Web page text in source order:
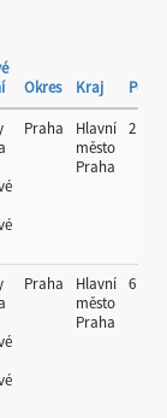
Okres Kraj
Praha
Hlavní
město
Praha
2
Praha
Hlavní
město
Praha
6